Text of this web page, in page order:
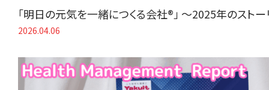
「明日の元気を一緒につくる会社®」 〜2025年のスト
2026.04.06